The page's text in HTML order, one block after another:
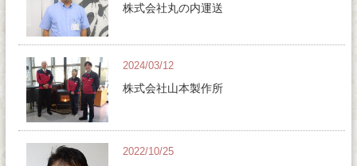
株式会社丸の内運送
2024/03/12
株式会社山本製作所
2022/10/25